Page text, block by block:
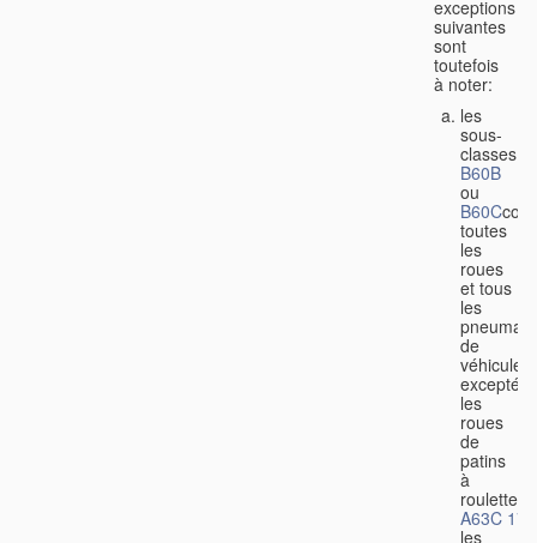
exceptions
suivantes
sont
toutefois
à noter:
les
sous-
classes
B60B
ou
B60C
toutes
les
roues
et tous
les
de
véhicules,
excepté
les
roues
de
patins
à
roulettes
A63C 17/
les